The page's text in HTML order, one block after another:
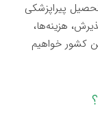
پیراپزشکی
هزینه‌ها،
کشور خواهیم